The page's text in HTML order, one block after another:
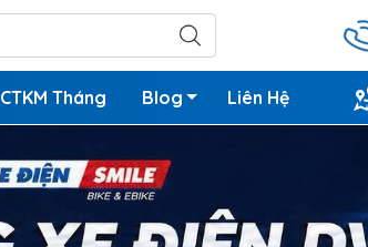
CTKM Tháng Blog Liên Hệ